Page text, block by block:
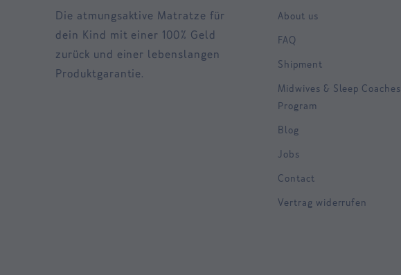
Die atmungsaktive Matratze für
dein Kind mit einer 100% Geld
zurück und einer lebenslangen
Produktgarantie.
About us
FAQ
Shipment
Midwives & Sleep Coaches
Program
Blog
Jobs
Contact
Vertrag widerrufen